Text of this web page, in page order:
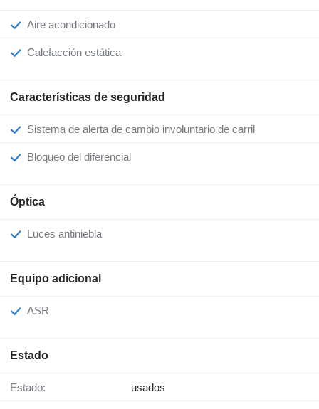
Aire acondicionado
Calefacción estática
Características de seguridad
Sistema de alerta de cambio involuntario de carril
Bloqueo del diferencial
Óptica
Luces antiniebla
Equipo adicional
ASR
Estado
Estado: usados